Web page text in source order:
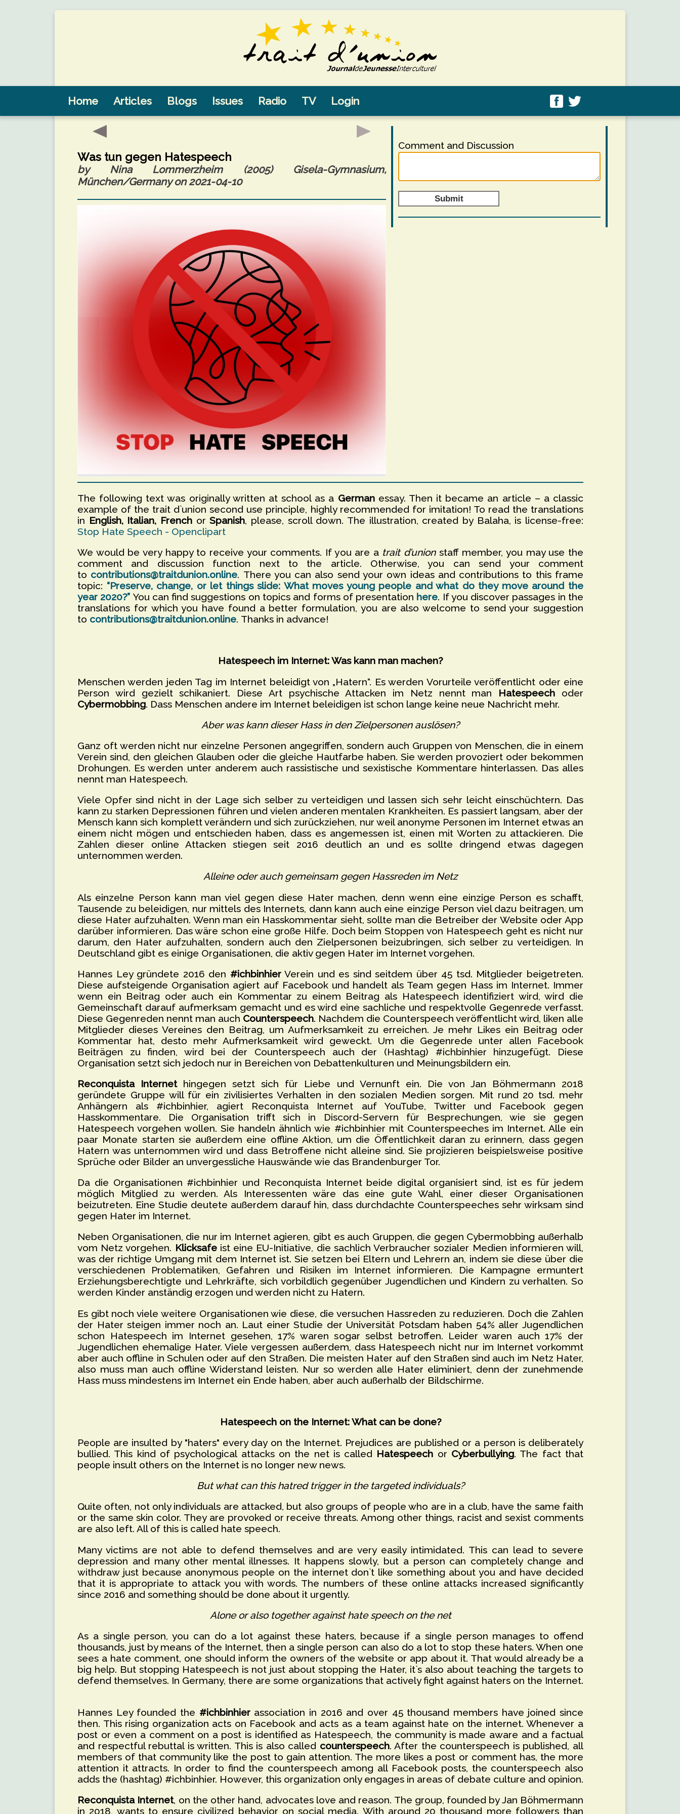
Home Articles Blogs Issues Radio TV Login
Comment and Discussion
Submit
Was tun gegen Hatespeech
by Nina Lommerzheim (2005) Gisela-Gymnasium,
München/Germany on 2021-04-10
The following text was originally written at school as a Germanessay. Then it became an article – a classic
example of the trait d`union second use principle, highly recommended for imitation! To read the translations
in English, Italian, French orSpanish, please, scroll down. The illustration, created by Balaha, is license-free:
Stop Hate Speech - Openclipart
We would be very happy to receive your comments. If you are a trait d’union staff member, you may use the
comment and discussion function next to the article. Otherwise, you can send your comment
to contributions@traitdunion.online. There you can also send your own ideas and contributions to this frame
topic: “Preserve, change, or let things slide: What moves young people and what do they move around the
year 2020?” You can find suggestions on topics and forms of presentation here. If you discover passages in the
translations for which you have found a better formulation, you are also welcome to send your suggestion
to contributions@traitdunion.online. Thanks in advance!
Hatespeech im Internet: Was kann man machen?
Menschen werden jeden Tag im Internet beleidigt von „Hatern“. Es werden Vorurteile veröffentlicht oder eine
Person wird gezielt schikaniert. Diese Art psychische Attacken im Netz nennt man Hatespeech oder
Cybermobbing. Dass Menschen andere im Internet beleidigen ist schon lange keine neue Nachricht mehr.
Aber was kann dieser Hass in den Zielpersonen auslösen?
Ganz oft werden nicht nur einzelne Personen angegriffen, sondern auch Gruppen von Menschen, die in einem
Verein sind, den gleichen Glauben oder die gleiche Hautfarbe haben. Sie werden provoziert oder bekommen
Drohungen. Es werden unter anderem auch rassistische und sexistische Kommentare hinterlassen. Das alles
nennt man Hatespeech.
Viele Opfer sind nicht in der Lage sich selber zu verteidigen und lassen sich sehr leicht einschüchtern. Das
kann zu starken Depressionen führen und vielen anderen mentalen Krankheiten. Es passiert langsam, aber der
Mensch kann sich komplett verändern und sich zurückziehen, nur weil anonyme Personen im Internet etwas an
einem nicht mögen und entschieden haben, dass es angemessen ist, einen mit Worten zu attackieren. Die
Zahlen dieser online Attacken stiegen seit 2016 deutlich an und es sollte dringend etwas dagegen
unternommen werden.
Alleine oder auch gemeinsam gegen Hassreden im Netz
Als einzelne Person kann man viel gegen diese Hater machen, denn wenn eine einzige Person es schafft,
Tausende zu beleidigen, nur mittels des Internets, dann kann auch eine einzige Person viel dazu beitragen, um
diese Hater aufzuhalten. Wenn man ein Hasskommentar sieht, sollte man die Betreiber der Website oder App
darüber informieren. Das wäre schon eine große Hilfe. Doch beim Stoppen von Hatespeech geht es nicht nur
darum, den Hater aufzuhalten, sondern auch den Zielpersonen beizubringen, sich selber zu verteidigen. In
Deutschland gibt es einige Organisationen, die aktiv gegen Hater im Internet vorgehen.
Hannes Ley gründete 2016 den #ichbinhierVerein und es sind seitdem über 45 tsd. Mitglieder beigetreten.
Diese aufsteigende Organisation agiert auf Facebook und handelt als Team gegen Hass im Internet. Immer
wenn ein Beitrag oder auch ein Kommentar zu einem Beitrag als Hatespeech identifiziert wird, wird die
Gemeinschaft darauf aufmerksam gemacht und es wird eine sachliche und respektvolle Gegenrede verfasst.
Diese Gegenreden nennt man auch Counterspeech. Nachdem die Counterspeech veröffentlicht wird, liken alle
Mitglieder dieses Vereines den Beitrag, um Aufmerksamkeit zu erreichen. Je mehr Likes ein Beitrag oder
Kommentar hat, desto mehr Aufmerksamkeit wird geweckt. Um die Gegenrede unter allen Facebook
Beiträgen zu finden, wird bei der Counterspeech auch der (Hashtag) #ichbinhier hinzugefügt. Diese
Organisation setzt sich jedoch nur in Bereichen von Debattenkulturen und Meinungsbildern ein.
Reconquista Internethingegen setzt sich für Liebe und Vernunft ein. Die von Jan Böhmermann 2018
geründete Gruppe will für ein zivilisiertes Verhalten in den sozialen Medien sorgen. Mit rund 20 tsd. mehr
Anhängern als #ichbinhier, agiert Reconquista Internet auf YouTube, Twitter und Facebook gegen
Hasskommentare. Die Organisation trifft sich in Discord-Servern für Besprechungen, wie sie gegen
Hatespeech vorgehen wollen. Sie handeln ähnlich wie #ichbinhier mit Counterspeeches im Internet. Alle ein
paar Monate starten sie außerdem eine offline Aktion, um die Öffentlichkeit daran zu erinnern, dass gegen
Hatern was unternommen wird und dass Betroffene nicht alleine sind. Sie projizieren beispielsweise positive
Sprüche oder Bilder an unvergessliche Hauswände wie das Brandenburger Tor.
Da die Organisationen #ichbinhier und Reconquista Internet beide digital organisiert sind, ist es für jedem
möglich Mitglied zu werden. Als Interessenten wäre das eine gute Wahl, einer dieser Organisationen
beizutreten. Eine Studie deutete außerdem darauf hin, dass durchdachte Counterspeeches sehr wirksam sind
gegen Hater im Internet.
Neben Organisationen, die nur im Internet agieren, gibt es auch Gruppen, die gegen Cybermobbing außerhalb
vom Netz vorgehen. Klicksafeist eine EU-Initiative, die sachlich Verbraucher sozialer Medien informieren will,
was der richtige Umgang mit dem Internet ist. Sie setzen bei Eltern und Lehrern an, indem sie diese über die
verschiedenen Problematiken, Gefahren und Risiken im Internet informieren. Die Kampagne ermuntert
Erziehungsberechtigte und Lehrkräfte, sich vorbildlich gegenüber Jugendlichen und Kindern zu verhalten. So
werden Kinder anständig erzogen und werden nicht zu Hatern.
Es gibt noch viele weitere Organisationen wie diese, die versuchen Hassreden zu reduzieren. Doch die Zahlen
der Hater steigen immer noch an. Laut einer Studie der Universität Potsdam haben 54% aller Jugendlichen
schon Hatespeech im Internet gesehen, 17% waren sogar selbst betroffen. Leider waren auch 17% der
Jugendlichen ehemalige Hater. Viele vergessen außerdem, dass Hatespeech nicht nur im Internet vorkommt
aber auch offline in Schulen oder auf den Straßen. Die meisten Hater auf den Straßen sind auch im Netz Hater,
also muss man auch offline Widerstand leisten. Nur so werden alle Hater eliminiert, denn der zunehmende
Hass muss mindestens im Internet ein Ende haben, aber auch außerhalb der Bildschirme.
Hatespeech on the Internet: What can be done?
People are insulted by "haters" every day on the Internet. Prejudices are published or a person is deliberately
bullied. This kind of psychological attacks on the net is called Hatespeech or Cyberbullying. The fact that
people insult others on the Internet is no longer new news.
But what can this hatred trigger in the targeted individuals?
Quite often, not only individuals are attacked, but also groups of people who are in a club, have the same faith
or the same skin color. They are provoked or receive threats. Among other things, racist and sexist comments
are also left. All of this is called hate speech.
Many victims are not able to defend themselves and are very easily intimidated. This can lead to severe
depression and many other mental illnesses. It happens slowly, but a person can completely change and
withdraw just because anonymous people on the internet don`t like something about you and have decided
that it is appropriate to attack you with words. The numbers of these online attacks increased significantly
since 2016 and something should be done about it urgently.
Alone or also together against hate speech on the net
As a single person, you can do a lot against these haters, because if a single person manages to offend
thousands, just by means of the Internet, then a single person can also do a lot to stop these haters. When one
sees a hate comment, one should inform the owners of the website or app about it. That would already be a
big help. But stopping Hatespeech is not just about stopping the Hater, it`s also about teaching the targets to
defend themselves. In Germany, there are some organizations that actively fight against haters on the Internet.
Hannes Ley founded the #ichbinhier association in 2016 and over 45 thousand members have joined since
then. This rising organization acts on Facebook and acts as a team against hate on the internet. Whenever a
post or even a comment on a post is identified as Hatespeech, the community is made aware and a factual
and respectful rebuttal is written. This is also called counterspeech. After the counterspeech is published, all
members of that community like the post to gain attention. The more likes a post or comment has, the more
attention it attracts. In order to find the counterspeech among all Facebook posts, the counterspeech also
adds the (hashtag) #ichbinhier. However, this organization only engages in areas of debate culture and opinion.
Reconquista Internet, on the other hand, advocates love and reason. The group, founded by Jan Böhmermann
in 2018, wants to ensure civilized behavior on social media. With around 20 thousand more followers than